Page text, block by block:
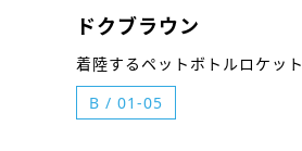
ドクブラウン
着陸するペットボトルロケット
B / 01-05